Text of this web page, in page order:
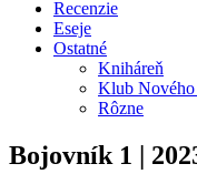
Recenzie
Eseje
Ostatné
Kniháreň
Klub Nového
Rôzne
Bojovník 1 |